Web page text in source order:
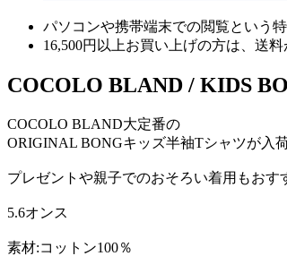
パソコンや携帯端末での閲覧という
16,500円以上お買い上げの方は、 送料
COCOLO BLAND / KIDS
COCOLO BLAND大定番の
ORIGINAL BONGキッズ半袖Tシャツが入
プレゼントや親子でのおそろい着用もおす
5.6オンス
素材:コットン100％